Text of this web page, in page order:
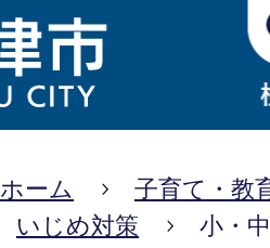
ホーム
子育て・教
いじめ対策
小・